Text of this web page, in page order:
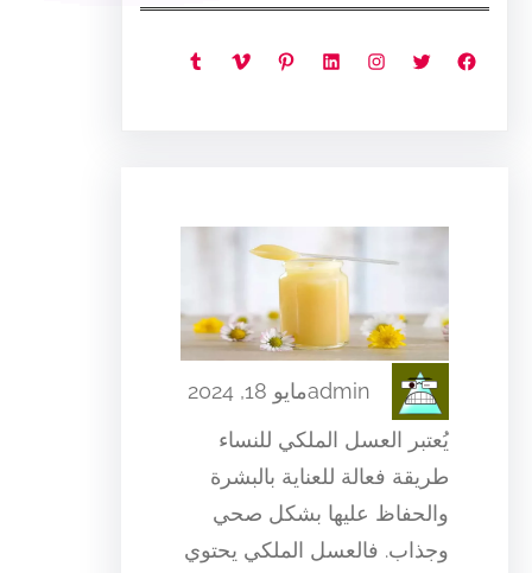
فيسبوك تويتر إنستجرام لينكد إن بينتريست فيميو تمبلر
adminمايو 18, 2024
يُعتبر العسل الملكي للنساء
طريقة فعالة للعناية بالبشرة
والحفاظ عليها بشكل صحي
وجذاب. فالعسل الملكي يحتوي